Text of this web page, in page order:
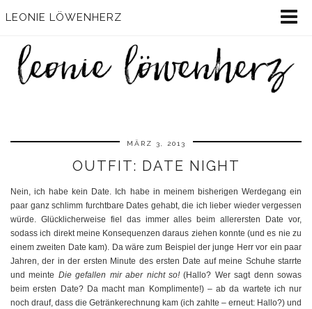
LEONIE LÖWENHERZ
MÄRZ 3, 2013
OUTFIT: DATE NIGHT
Nein, ich habe kein Date. Ich habe in meinem bisherigen Werdegang ein
paar ganz schlimm furchtbare Dates gehabt, die ich lieber wieder vergessen
würde. Glücklicherweise fiel das immer alles beim allerersten Date vor,
sodass ich direkt meine Konsequenzen daraus ziehen konnte (und es nie zu
einem zweiten Date kam). Da wäre zum Beispiel der junge Herr vor ein paar
Jahren, der in der ersten Minute des ersten Date auf meine Schuhe starrte
und meinte Die gefallen mir aber nicht so!(Hallo? Wer sagt denn sowas
beim ersten Date? Da macht man Komplimente!) – ab da wartete ich nur
noch drauf, dass die Getränkerechnung kam (ich zahlte – erneut: Hallo?) und